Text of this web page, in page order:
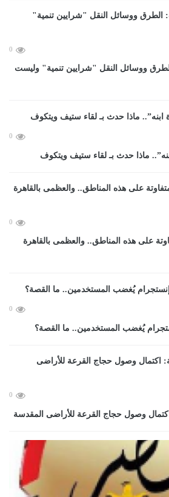
0
ووسائل النقل "شرايين تنمية" وليست
0
ماذا حدث بـ لقاء ستيف ويتكوف
0
على هذه المناطق.. والعظمى بالقاهرة
0
يُغضب المستخدمين.. ما القصة؟
0
وصول حجاج القرعة للأراضى المقدسة